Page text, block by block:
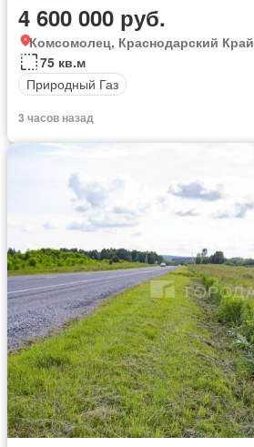
4 600 000 руб.
Комсомолец, Краснодарский Край
75 кв.м
Природный Газ
3 часов назад